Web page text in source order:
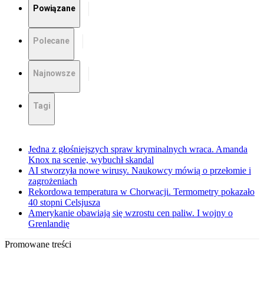
Powiązane
Polecane
Najnowsze
Tagi
Jedna z głośniejszych spraw kryminalnych wraca. Amanda
Knox na scenie, wybuchł skandal
AI stworzyła nowe wirusy. Naukowcy mówią o przełomie i
zagrożeniach
Rekordowa temperatura w Chorwacji. Termometry pokazało
40 stopni Celsjusza
Amerykanie obawiają się wzrostu cen paliw. I wojny o
Grenlandię
Promowane treści